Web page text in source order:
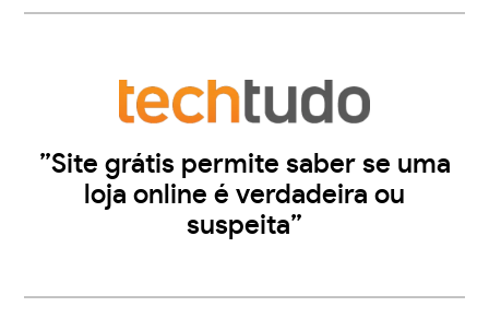
”Site grátis permite saber se uma
loja online é verdadeira ou
suspeita”